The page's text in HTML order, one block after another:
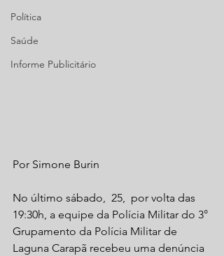
Política
Saúde
Informe Publicitário
Por Simone Burin
No último sábado,  25,  por volta das
19:30h, a equipe da Polícia Militar do 3°
Grupamento da Polícia Militar de
Laguna Carapã recebeu uma denúncia